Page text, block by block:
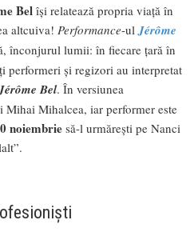
Bel își relatează propria viață în
altcuiva! Performance-ul Jérôme
înconjurul lumii: în fiecare țară în
performeri și regizori au interpretat
Bel. În versiunea
Mihai Mihalcea, iar performer este
noiembrie să-l urmărești pe Nanci